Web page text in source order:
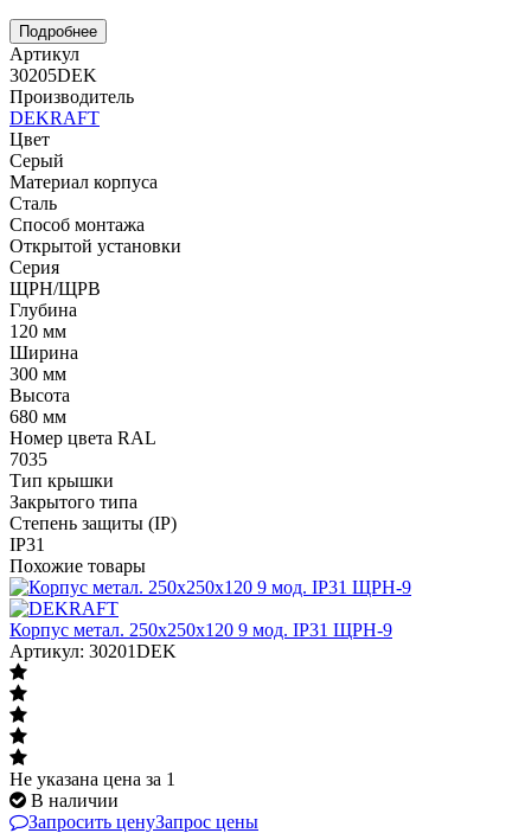
Подробнее
Артикул
30205DEK
Производитель
DEKRAFT
Цвет
Серый
Материал корпуса
Сталь
Способ монтажа
Открытой установки
Серия
ЩРН/ЩРВ
Глубина
120 мм
Ширина
300 мм
Высота
680 мм
Номер цвета RAL
7035
Тип крышки
Закрытого типа
Степень защиты (IP)
IP31
Похожие товары
Корпус метал. 250х250х120 9 мод. IP31 ЩРН-9
Артикул: 30201DEK
Не указана цена за 1
В наличии
Запросить ценуЗапрос цены